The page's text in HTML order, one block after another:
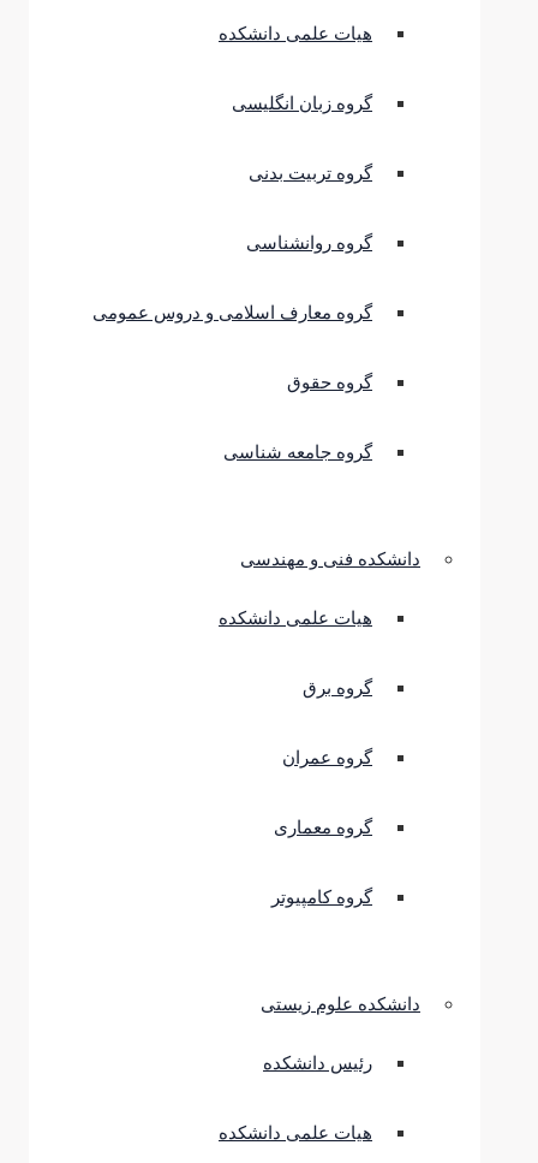
هیات علمی دانشکده
گروه زبان انگلیسی
گروه تربیت بدنی
گروه روانشناسی
گروه معارف اسلامی و دروس عمومی
گروه حقوق
گروه جامعه شناسی
دانشکده فنی و مهندسی
هیات علمی دانشکده
گروه برق
گروه عمران
گروه معماری
گروه کامپیوتر
دانشکده علوم زیستی
رئیس دانشکده
هیات علمی دانشکده